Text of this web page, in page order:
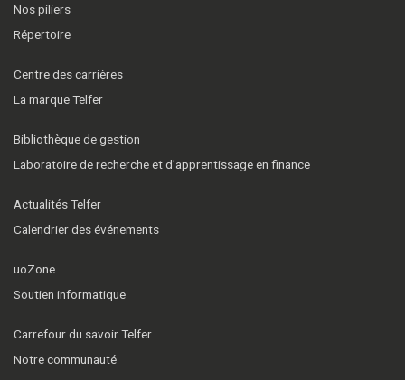
Nos piliers
Répertoire
Centre des carrières
La marque Telfer
Bibliothèque de gestion
Laboratoire de recherche et d’apprentissage en finance
Actualités Telfer
Calendrier des événements
uoZone
Soutien informatique
Carrefour du savoir Telfer
Notre communauté